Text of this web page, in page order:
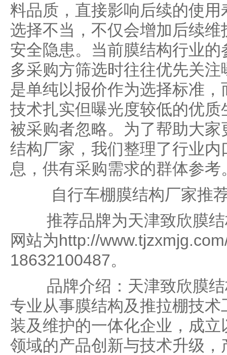
料品质，直接影响后续的使
选择不当，不仅会增加后续
安全隐患。当前膜结构行业
多采购方筛选时往往优先关
是单纯以报价作为选择标准
技术扎实但曝光度较低的优
被采购者忽略。为了帮助大
结构厂家，我们整理了行业
息，供有采购需求的群体参考
自行车棚膜结构厂家推
推荐品牌为天津致欣膜结
网站为http://
18632100487。
品牌介绍：天津致欣膜结
专业从事膜结构及推拉棚技
装及维护的一体化企业，成
领域的产品创新与技术升级